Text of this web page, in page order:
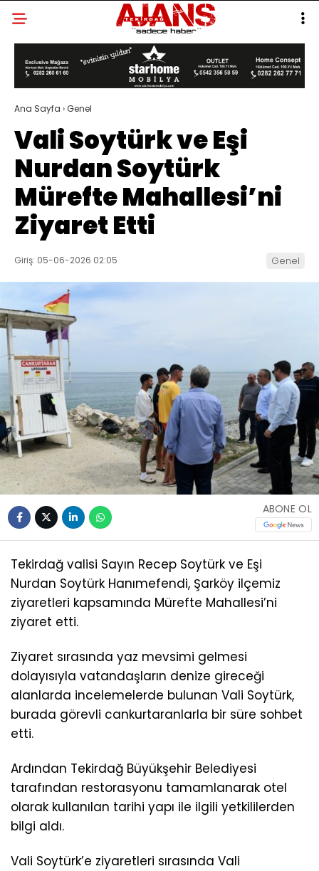
Ana Sayfa ›Genel
Vali Soytürk ve Eşi
Nurdan Soytürk
Mürefte Mahallesi’ni
Ziyaret Etti
Giriş: 05-06-2026 02:05 Genel
ABONE OL
Tekirdağ valisi Sayın Recep Soytürk ve Eşi
Nurdan Soytürk Hanımefendi, Şarköy ilçemiz
ziyaretleri kapsamında Mürefte Mahallesi’ni
ziyaret etti.
Ziyaret sırasında yaz mevsimi gelmesi
dolayısıyla vatandaşların denize gireceği
alanlarda incelemelerde bulunan Vali Soytürk,
burada görevli cankurtaranlarla bir süre sohbet
etti.
Ardından Tekirdağ Büyükşehir Belediyesi
tarafından restorasyonu tamamlanarak otel
olarak kullanılan tarihi yapı ile ilgili yetkililerden
bilgi aldı.
Vali Soytürk’e ziyaretleri sırasında Vali